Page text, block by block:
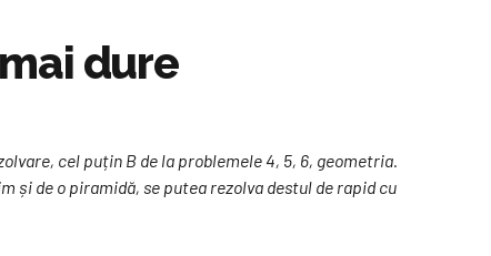
dure
cel puțin B de la problemele 4, 5, 6, geometria.
și de o piramidă, se putea rezolva destul de rapid cu